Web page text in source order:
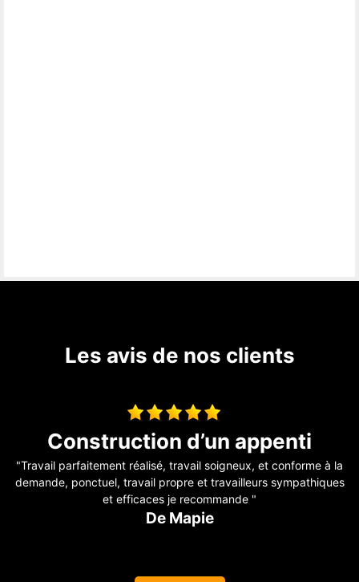
Les avis de nos clients
Entreprise sérieuse
"Super travaux ???????? bien réalisé travailleurs professionnels
????????????????????????"
De Cathy